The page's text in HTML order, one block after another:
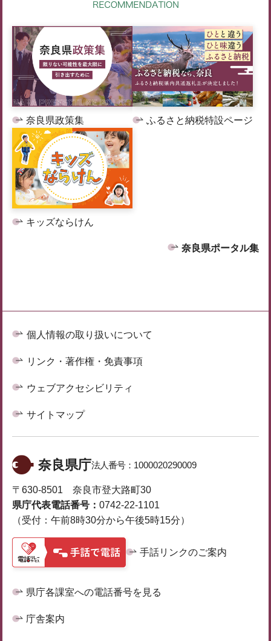
奈良県政策集 ふるさと納税特設ページ
キッズならけん
奈良県ポータル集
個人情報の取り扱いについて
リンク・著作権・免責事項
ウェブアクセシビリティ
サイトマップ
奈良県庁法人番号： 1000020290009
〒630-8501 奈良市登大路町30
県庁代表電話番号： 0742-22-1101
（受付：午前8時30分から午後5時15分）
手話リンクのご案内
県庁各課室への電話番号を見る
庁舎案内